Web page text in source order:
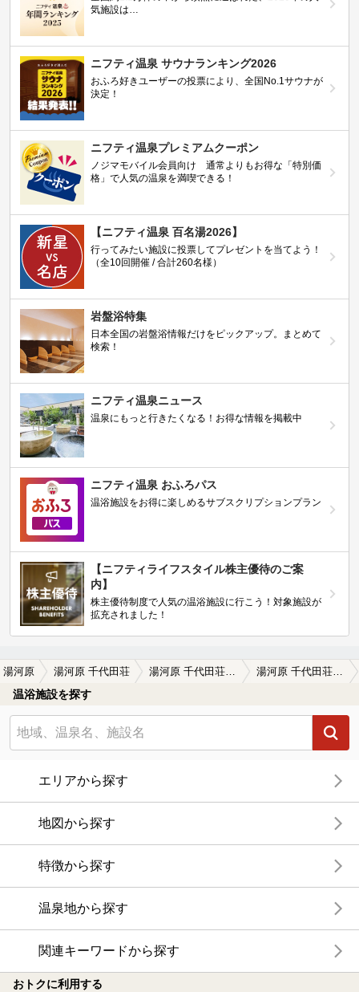
気施設は…
ニフティ温泉 サウナランキング2026
おふろ好きユーザーの投票により、全国No.1サウナが
決定！
ニフティ温泉プレミアムクーポン
ノジマモバイル会員向け 通常よりもお得な「特別価
格」で人気の温泉を満喫できる！
【ニフティ温泉 百名湯2026】
行ってみたい施設に投票してプレゼントを当てよう！
（全10回開催 / 合計260名様）
岩盤浴特集
日本全国の岩盤浴情報だけをピックアップ。まとめて
検索！
ニフティ温泉ニュース
温泉にもっと行きたくなる！お得な情報を掲載中
ニフティ温泉 おふろパス
温浴施設をお得に楽しめるサブスクリプションプラン
【ニフティライフスタイル株主優待のご案
内】
株主優待制度で人気の温浴施設に行こう！対象施設が
拡充されました！
湯河原 湯河原 千代田荘 湯河原 千代田荘の口コミ一覧 湯河原 千代田荘の口コミ 自家源泉をかけ流す開放感抜群の露天風呂…
温浴施設を探す
エリアから探す
地図から探す
特徴から探す
温泉地から探す
関連キーワードから探す
おトクに利用する